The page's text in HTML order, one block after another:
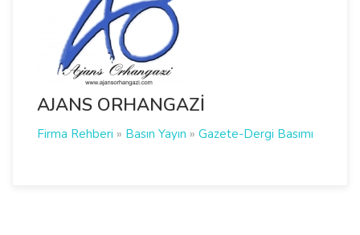
AJANS ORHANGAZİ
Firma Rehberi » Basın Yayın » Gazete-Dergi Basımı